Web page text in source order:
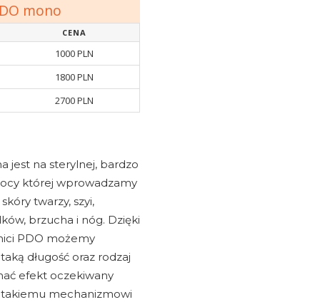
mono
CENA
1000 PLN
1800 PLN
2700 PLN
jest na sterylnej, bardzo
której wprowadzamy
twarzy, szyi,
brzucha i nóg. Dzięki
PDO możemy
długość oraz rodzaj
efekt oczekiwany
mechanizmowi